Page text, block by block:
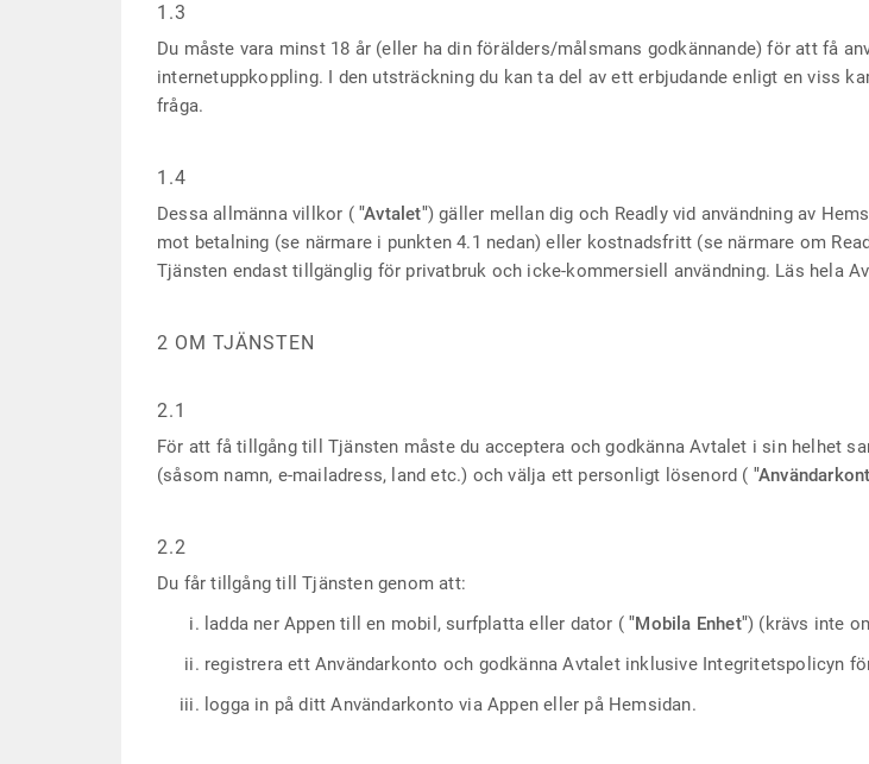
1.3
Du måste vara minst 18 år (eller ha din förälders/målsmans godkännande) för att få
internetuppkoppling. I den utsträckning du kan ta del av ett erbjudande enligt en viss
fråga.
1.4
Dessa allmänna villkor ( "Avtalet") gäller mellan dig och Readly vid användning av
mot betalning (se närmare i punkten 4.1 nedan) eller kostnadsfritt (se närmare om
Tjänsten endast tillgänglig för privatbruk och icke-kommersiell användning. Läs hela
2 OM TJÄNSTEN
2.1
För att få tillgång till Tjänsten måste du acceptera och godkänna Avtalet i sin helhet
(såsom namn, e-mailadress, land etc.) och välja ett personligt lösenord (
2.2
Du får tillgång till Tjänsten genom att:
ladda ner Appen till en mobil, surfplatta eller dator ("Mobila Enhet") (krävs inte
registrera ett Användarkonto och godkänna Avtalet inklusive Integritetspolicyn
logga in på ditt Användarkonto via Appen eller på Hemsidan.